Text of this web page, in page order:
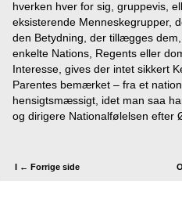
hverken hver for sig, gruppevis,
eksisterende Menneskegrupper,
den Betydning, der tillægges
enkelte Nations, Regents eller
Interesse, gives der intet sikkert
Parentes bemærket – fra et
hensigtsmæssigt, idet man saa
og dirigere Nationalfølelsen efter
I ← Forrige side